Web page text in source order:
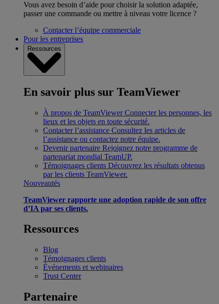
Vous avez besoin d’aide pour choisir la solution adaptée,
passer une commande ou mettre à niveau votre licence ?
Contacter l’équipe commerciale
Pour les entreprises
Ressources
En savoir plus sur TeamViewer
À propos de TeamViewer Connecter les personnes, les
lieux et les objets en toute sécurité.
Contacter l’assistance Consultez les articles de
l’assistance ou contactez notre équipe.
Devenir partenaire Rejoignez notre programme de
partenariat mondial TeamUP.
Témoignages clients Découvrez les résultats obtenus
par les clients TeamViewer.
Nouveautés
TeamViewer rapporte une adoption rapide de son offre
d’IA par ses clients.
Ressources
Blog
Témoignages clients
Événements et webinaires
Trust Center
Partenaire